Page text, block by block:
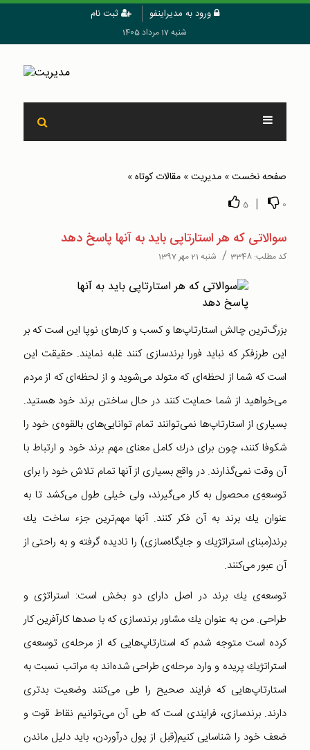
ورود به مدیراینفو ثبت نام
شنبه 17 مرداد 1405
صفحه نخست» مدیریت» مقالات کوتاه»
0
|
5
سوالاتی كه هر استارتاپی بايد به آنها پاسخ دهد
کد مطلب: 3348
/ شنبه 21 مهر 1397
بزرگ‌ترین چالش استارتاپ‌ها و كسب و كارهای نوپا این است كه بر
این طرزفكر كه نباید فورا برندسازی كنند غلبه نمایند. حقیقت این
است كه شما از لحظه‌ای كه متولد می‌شوید و از لحظه‌ای كه از مردم
می‌خواهید از شما حمایت كنند در حال ساختن برند خود هستید.
بسیاری از استارتاپ‌ها نمی‌توانند تمام توانایی‌های بالقوه‌ی خود را
شكوفا كنند،‌ چون برای درك كامل معنای مهم برند خود و ارتباط با
آن وقت نمی‌گذارند. در واقع بسیاری از آنها تمام تلاش خود را برای
توسعه‌ِ‌ی محصول به كار می‌گیرند، ولی خیلی طول می‌كشد تا به
عنوان یك برند به آن فكر كنند. آنها مهم‌ترین جزء ساخت یك
برند(مبنای استراتژیك و جایگاه‌سازی) را نادیده گرفته و به راحتی از
آن عبور می‌كنند.
توسعه‌ی یك برند در اصل دارای دو بخش است: استراتژی و
طراحی. من به عنوان یك مشاور برندسازی كه با صدها كارآفرین كار
كرده است متوجه شدم كه استارتاپ‌هایی كه از مرحله‌ی توسعه‌ی
استراتژیك پریده و وارد مرحله‌ی طراحی شده‌اند به مراتب نسبت به
استارتاپ‌هایی كه فرایند صحیح را طی می‌كنند وضعیت بدتری
دارند. برندسازی، فرایندی است كه طی آن می‌توانیم نقاط قوت و
ضعف خود را شناسایی كنیم(قبل از پول درآوردن، باید دلیل ماندن